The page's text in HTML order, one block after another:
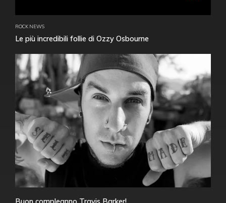
ROCK NEWS
Le più incredibili follie di Ozzy Osbourne